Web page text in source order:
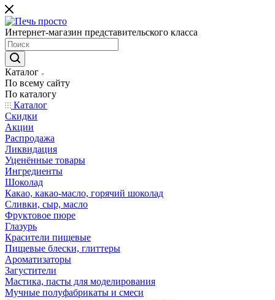
Интернет-магазин представительского класса
Каталог
По всему сайту
По каталогу
Каталог
Скидки
Акции
Распродажа
Ликвидация
Уценённые товары
Ингредиенты
Шоколад
Какао, какао-масло, горячий шоколад
Сливки, сыр, масло
Фруктовое пюре
Глазурь
Красители пищевые
Пищевые блески, глиттеры
Ароматизаторы
Загустители
Мастика, пасты для моделирования
Мучные полуфабрикаты и смеси